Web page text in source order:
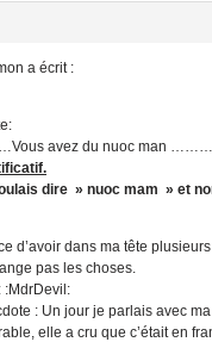
a écrit :
avez du nuoc man
dire » nuoc mam » et
d’avoir dans ma tête
pas les choses.
:MdrDevil:
: Un jour je parlais avec
elle a cru que c’était en